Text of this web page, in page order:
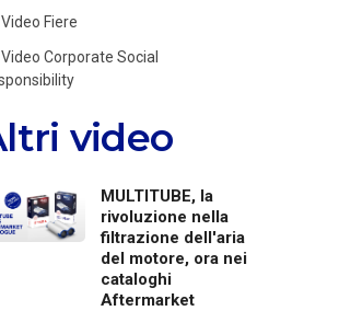
Video Fiere
Video Corporate Social
video
MULTITUBE, la
rivoluzione nella
filtrazione dell'aria
del motore, ora nei
cataloghi
Aftermarket